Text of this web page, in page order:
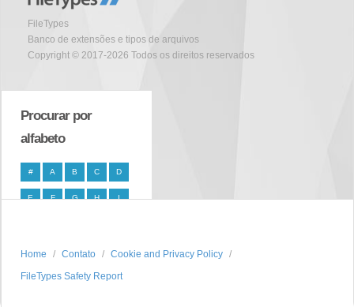
FileTypes
Banco de extensões e tipos de arquivos
Copyright © 2017-2026 Todos os direitos reservados
Procurar por
alfabeto
# A B C D
E F G H I
P S
T U V W X
Home Contato
Cookie and Privacy Policy
FileTypes Safety Report